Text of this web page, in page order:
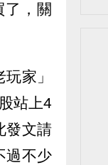
了，關
家」
站上4
發文請
過不少